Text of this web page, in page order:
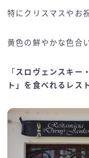
特にクリスマスやお
黄色の鮮やかな色合
「 スロヴェンスキー
ト」を食べれるレス